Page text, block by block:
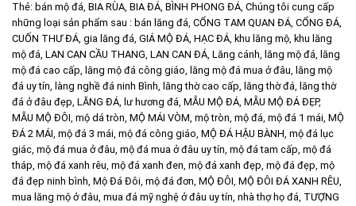
Thẻ: bán mộ đá, BIA RÙA, BIA ĐÁ, BÌNH PHONG ĐÁ, Chúng tôi cung cấp
những loại sản phẩm sau : bán lăng đá, CỔNG TAM QUAN ĐÁ, CỔNG ĐÁ,
CUỐN THƯ ĐÁ, gia lăng đá, GIÁ MỘ ĐÁ, HẠC ĐÁ, khu lăng mộ, khu lăng
mộ đá, LAN CAN CẦU THANG, LAN CAN ĐÁ, Lăng cánh, lăng mộ đá, lăng
mộ đá cao cấp, lăng mộ đá công giáo, lăng mộ đá mua ở đâu, lăng mộ
đá uy tín, làng nghề đá ninh Bình, lăng thờ cao cấp, lăng thờ đá, lăng thờ
đá ở đâu đẹp, LĂNG ĐÁ, lư hương đá, MẪU MỘ ĐÁ, MẪU MỘ ĐÁ ĐẸP,
MẪU MỘ ĐÔI, mộ dá tròn, MỘ MÁI VÒM, mộ tròn, mộ đá, mộ đá 1 mái, MỘ
ĐÁ 2 MÁI, mộ đá 3 mái, mộ đá công giáo, MỘ ĐÁ HẬU BÀNH, mộ đá lục
giác, mộ đá mua ở đâu, mộ đá mua ở đâu uy tín, mộ đá tam cấp, mộ đá
tháp, mộ đá xanh rêu, mộ đá xanh đen, mộ đá xanh đẹp, mộ đá đẹp, mộ
đá đẹp ninh bình, Mộ Đá Đôi, mộ đá đơn, MỘ ĐÔI, MỘ ĐÔI ĐÁ XANH RÊU,
mua lăng mộ ở đâu, mua đá mỹ nghệ ở đâu uy tín, nhà thợ họ đá, TƯỢNG